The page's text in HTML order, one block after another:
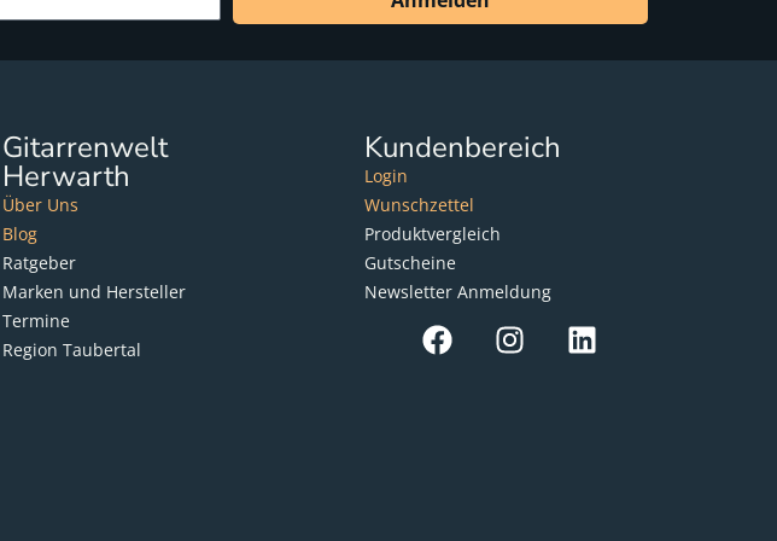
Gitarrenwelt
Herwarth
Über Uns
Blog
Ratgeber
Marken und Hersteller
Termine
Region Taubertal
Kundenbereich
Login
Wunschzettel
Produktvergleich
Gutscheine
Newsletter Anmeldung